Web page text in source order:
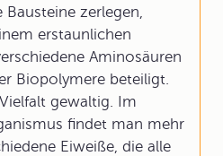
zerlegen,
erstaunlichen
Aminosäuren
Biopolymere beteiligt.
gewaltig. Im
findet man mehr
Eiweiße, die alle